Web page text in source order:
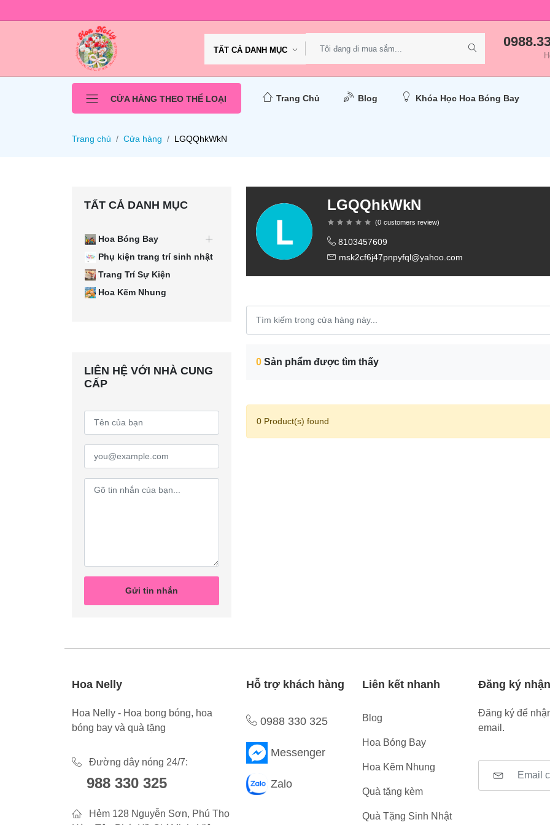
TẤT CẢ DANH MỤC
CỬA HÀNG THEO THỂ LOẠI Trang Chủ Blog Khóa Học Hoa Bóng Bay
Trang chủ Cửa hàng LGQQhkWkN
TẤT CẢ DANH MỤC
Hoa Bóng Bay
Phụ kiện trang trí sinh nhật
Trang Trí Sự Kiện
Hoa Kẽm Nhung
LIÊN HỆ VỚI NHÀ CUNG
CẤP
Gửi tin nhắn
LGQQhkWkN
(0 customers review)
8103457609
msk2cf6j47pnpyfql@yahoo.com
0 Sản phẩm được tìm thấy
0 Product(s) found
Hoa Nelly
Hoa Nelly - Hoa bong bóng, hoa
bóng bay và quà tặng
Đường dây nóng 24/7:
988 330 325
Hẻm 128 Nguyễn Sơn, Phú Thọ
Hỗ trợ khách hàng
0988 330 325
Messenger
Zalo
Liên kết nhanh
Blog
Hoa Bóng Bay
Hoa Kẽm Nhung
Quà tặng kèm
Quà Tặng Sinh Nhật
Đăng ký
Đăng ký để
email.